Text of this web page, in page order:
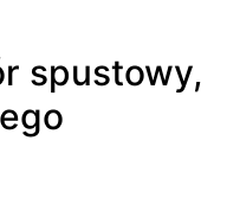
spustowy,